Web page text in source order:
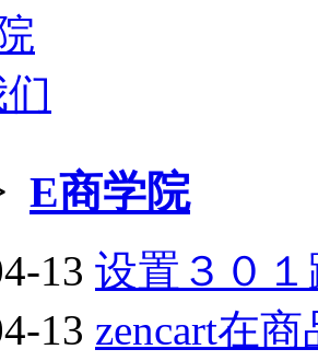
E商学院
13 设置３０
13 zencart在